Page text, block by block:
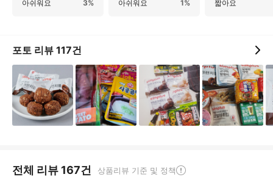
아쉬워요
3%
아쉬워요
1%
짧아요
포토 리뷰 117건
전체 리뷰 167건 상품리뷰 기준 및 정책